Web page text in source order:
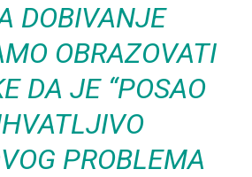
DOBIVANJE
OBRAZOVATI
DA JE “POSAO
PROBLEMA